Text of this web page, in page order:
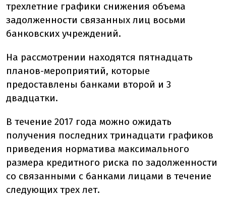
трехлетние графики снижения объема
задолженности связанных лиц восьми
банковских учреждений.
На рассмотрении находятся пятнадцать
планов-мероприятий, которые
предоставлены банками второй и 3
двадцатки.
В течение 2017 года можно ожидать
получения последних тринадцати графиков
приведения норматива максимального
размера кредитного риска по задолженности
со связанными с банками лицами в течение
следующих трех лет.